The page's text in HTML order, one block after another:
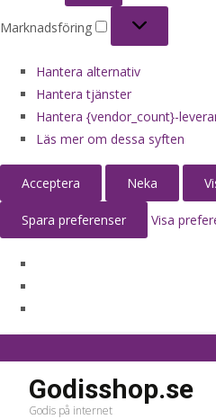
Marknadsföring
Hantera alternativ
Hantera tjänster
Hantera {vendor_count}-
Läs mer om dessa syften
Acceptera Neka
Spara preferenser Visa
Godisshop.se
Godis på internet